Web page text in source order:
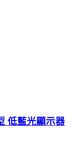
低藍光顯示器